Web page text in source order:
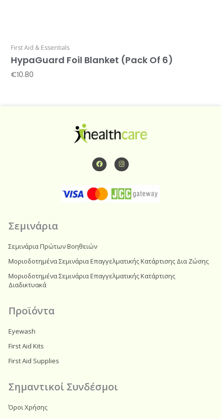
First Aid & Essentials
HypaGuard Foil Blanket (Pack Of 6)
€10.80
F
a
c
o
o
k
I
n
s
g
r
a
Σεμινάρια
Σεμινάρια Πρώτων Βοηθειών
Μοριοδοτημένα Σεμινάρια Επαγγελματικής Κατάρτισης Δια Ζώσης
Μοριοδοτημένα Σεμινάρια Επαγγελματικής Κατάρτισης
Διαδικτυακά
Προϊόντα
Eyewash
First Aid Kits
First Aid Supplies
Σημαντικοί Συνδέσμοι
Όροι Χρήσης